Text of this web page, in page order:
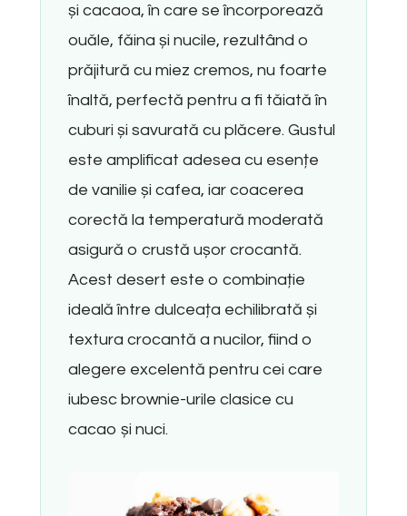
și cacaoa, în care se încorporează
ouăle, făina și nucile, rezultând o
prăjitură cu miez cremos, nu foarte
înaltă, perfectă pentru a fi tăiată în
cuburi și savurată cu plăcere. Gustul
este amplificat adesea cu esențe
de vanilie și cafea, iar coacerea
corectă la temperatură moderată
asigură o crustă ușor crocantă.
Acest desert este o combinație
ideală între dulceața echilibrată și
textura crocantă a nucilor, fiind o
alegere excelentă pentru cei care
iubesc brownie-urile clasice cu
cacao și nuci.